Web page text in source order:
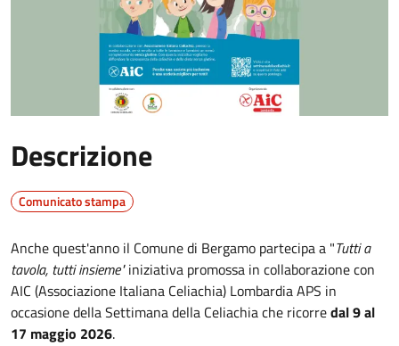
Descrizione
Comunicato stampa
Anche quest'anno il Comune di Bergamo partecipa a "Tutti a
tavola, tutti insieme"iniziativa promossa in collaborazione con
AIC (Associazione Italiana Celiachia) Lombardia APS in
occasione della Settimana della Celiachia che ricorredal 9 al
17 maggio 2026.